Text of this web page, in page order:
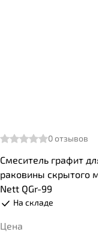
0отзывов
Смеситель графит для
раковины скрытого
Nett QGr-99
На складе
Цена